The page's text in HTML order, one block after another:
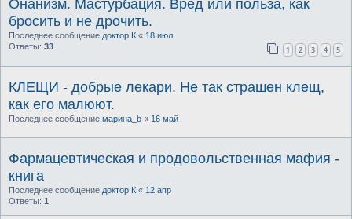
Онанизм. Мастурбация. Вред или польза, как
бросить и не дрочить.
Последнее сообщение доктор К « 18 июл
Ответы: 33 1 2 3 4 5
КЛЕЩИ - добрые лекари. Не так страшен клещ,
как его малюют.
Последнее сообщение марина_b « 16 май
Фармацевтическая и продовольственная мафия -
книга
Последнее сообщение доктор К « 12 апр
Ответы: 1